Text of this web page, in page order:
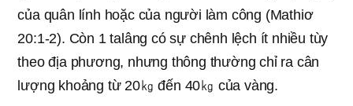
của quân lính hoặc của người làm công (Mathiơ
20:1-2). Còn 1 talâng có sự chênh lệch ít nhiều tùy
theo địa phương, nhưng thông thường chỉ ra cân
lượng khoảng từ 20㎏ đến 40㎏ của vàng.